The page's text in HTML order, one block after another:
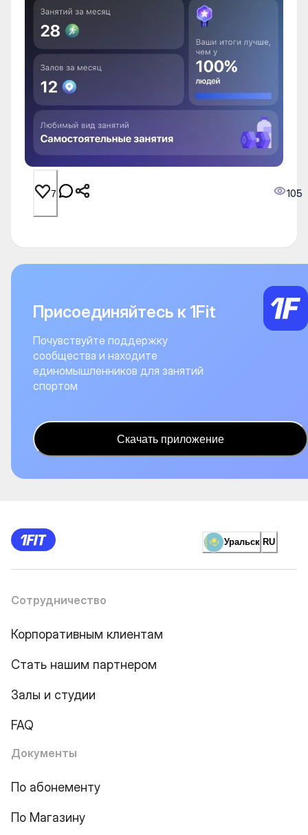
7 105
Присоединяйтесь к 1Fit
Почувствуйте поддержку
сообщества и находите
единомышленников для занятий
спортом
Скачать приложение
Уральск RU
Сотрудничество
Корпоративным клиентам
Стать нашим партнером
Залы и студии
FAQ
Документы
По абонементу
По Магазину